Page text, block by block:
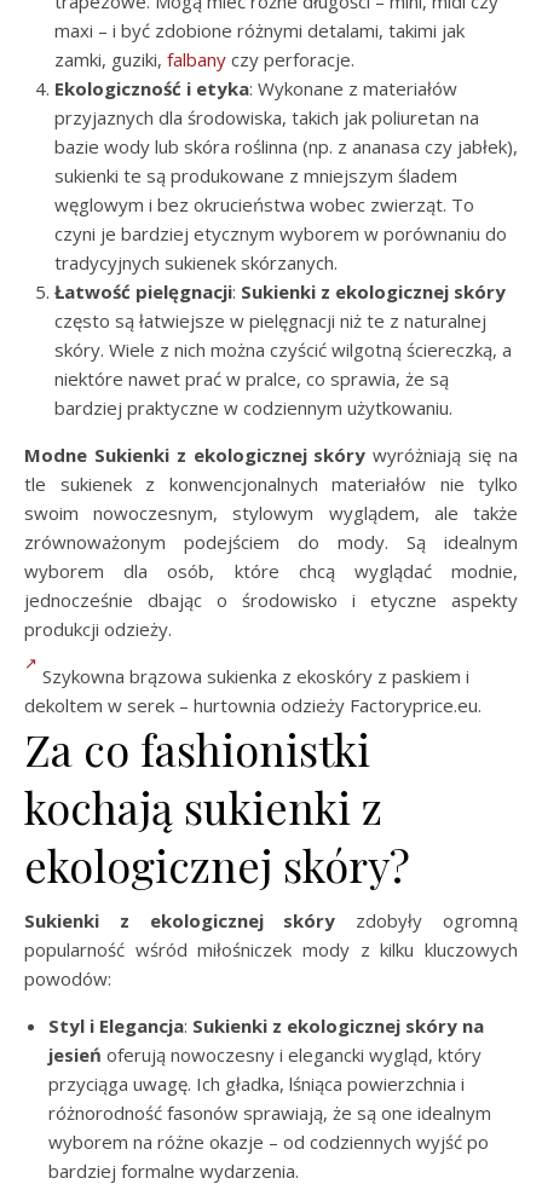
maxi – i być zdobione różnymi detalami, takimi jak
zamki, guziki, falbany czy perforacje.
Ekologiczność i etyka: Wykonane z materiałów
przyjaznych dla środowiska, takich jak poliuretan na
bazie wody lub skóra roślinna (np. z ananasa czy jabłek),
sukienki te są produkowane z mniejszym śladem
węglowym i bez okrucieństwa wobec zwierząt. To
czyni je bardziej etycznym wyborem w porównaniu do
tradycyjnych sukienek skórzanych.
Łatwość pielęgnacji: Sukienki z ekologicznej skóry
często są łatwiejsze w pielęgnacji niż te z naturalnej
skóry. Wiele z nich można czyścić wilgotną ściereczką, a
niektóre nawet prać w pralce, co sprawia, że są
bardziej praktyczne w codziennym użytkowaniu.
Modne Sukienki z ekologicznej skóry wyróżniają się na
tle sukienek z konwencjonalnych materiałów nie tylko
swoim nowoczesnym, stylowym wyglądem, ale także
zrównoważonym podejściem do mody. Są idealnym
wyborem dla osób, które chcą wyglądać modnie,
jednocześnie dbając o środowisko i etyczne aspekty
produkcji odzieży.
Szykowna brązowa sukienka z ekoskóry z paskiem i
dekoltem w serek – hurtownia odzieży Factoryprice.eu.
Za co fashionistki
kochają sukienki z
ekologicznej skóry?
Sukienki z ekologicznej skóry zdobyły ogromną
popularność wśród miłośniczek mody z kilku kluczowych
powodów:
Styl i Elegancja: Sukienki z ekologicznej skóry na
jesień oferują nowoczesny i elegancki wygląd, który
przyciąga uwagę. Ich gładka, lśniąca powierzchnia i
różnorodność fasonów sprawiają, że są one idealnym
wyborem na różne okazje – od codziennych wyjść po
bardziej formalne wydarzenia.